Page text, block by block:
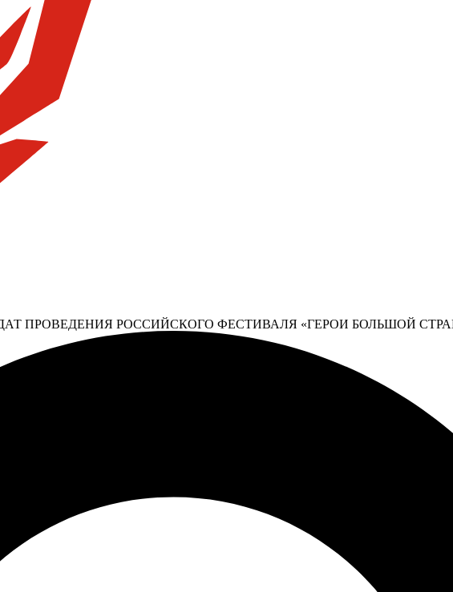
ПРОВЕДЕНИЯ РОССИЙСКОГО ФЕСТИВАЛЯ «ГЕРОИ БОЛЬШОЙ